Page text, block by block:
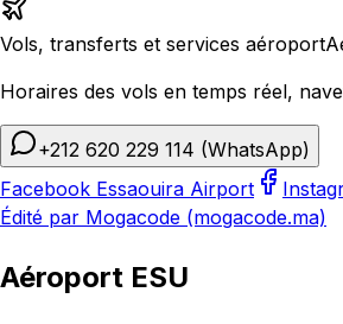
Vols, transferts et services aéroport
Horaires des vols en temps réel,
+212 620 229 114 (WhatsApp)
Facebook Essaouira Airport
Édité par Mogacode (mogacode.ma)
Aéroport ESU